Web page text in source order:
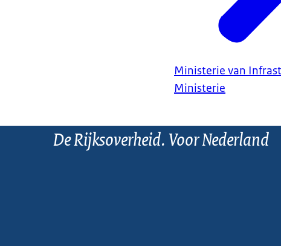
Ministerie van
Ministerie
De Rijksoverheid. Voor Nederland